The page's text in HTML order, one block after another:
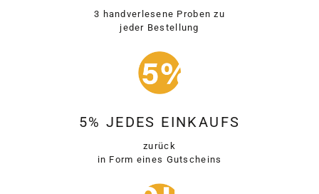
3 handverlesene Proben zu
jeder Bestellung
5% JEDES EINKAUFS
zurück
in Form eines Gutscheins